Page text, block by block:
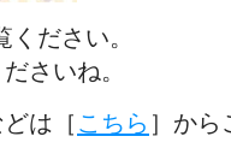
ください。
さいね。
は［ こちら ］から